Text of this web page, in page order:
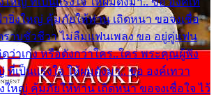
ยิ่งใหญ่ คุ้มภัยให้ท่าน เถิดหนา ขอจงเชื่อ
ราบชั่วชีวา ไม่ลืมแฟนเพลง ขอ อยู่คู่แฟน
ดว่าเก่ง หรือดังกว่าใคร..ใคร พระคุณผู้ฟัง
ที่เป็นแรงใจ ให้ผมดังมา.. ขอ องค์เทวา
ใหญ่ คุ้มภัยให้ท่าน เถิดหนา ขอจงเชื่อใจ ไว้